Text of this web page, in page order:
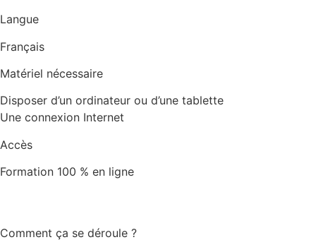
Langue
Français
Matériel nécessaire
Disposer d’un ordinateur ou d’une tablette
Une connexion Internet
Accès
Formation 100 % en ligne
Comment ça se déroule ?